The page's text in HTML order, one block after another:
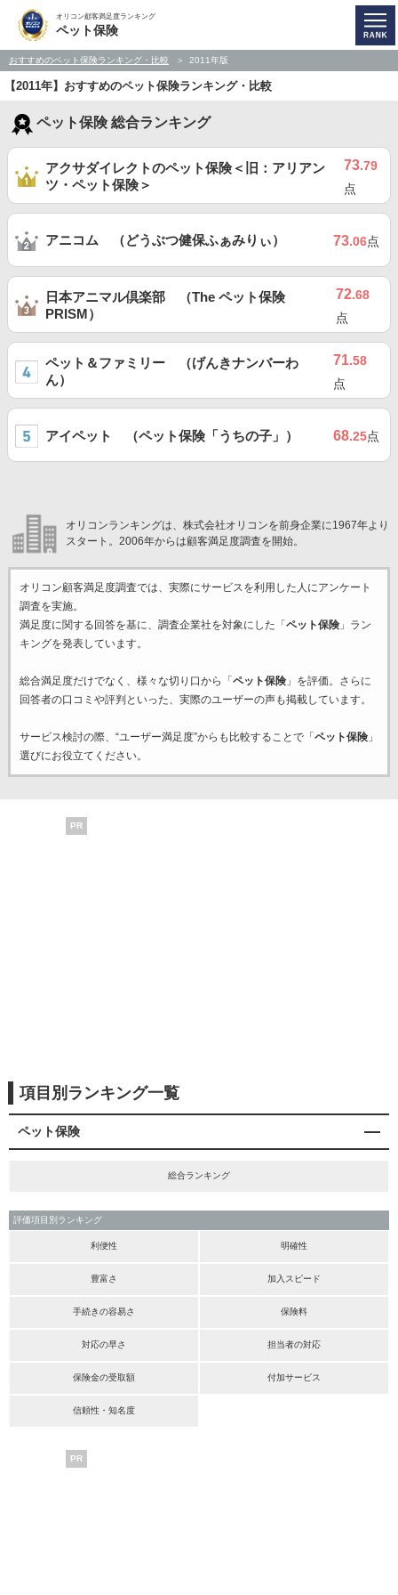
オリコン顧客満足度ランキング
ペット保険
おすすめのペット保険ランキング・比較 2011年版
【2011年】おすすめのペット保険ランキング・比較
ペット保険 総合ランキング
アクサダイレクトのペット保険＜旧：アリアン
ツ・ペット保険＞
73.79
点
アニコム （どうぶつ健保ふぁみりぃ） 73.06点
日本アニマル倶楽部 （The ペット保険
PRISM）
72.68
点
ペット＆ファミリー （げんきナンバーわ
ん）
71.58
点
アイペット （ペット保険「うちの子」） 68.25点
オリコンランキングは、株式会社オリコンを前身企業に1967年より
スタート。2006年からは顧客満足度調査を開始。
オリコン顧客満足度調査では、実際にサービスを利用した 人にアンケート
調査を実施。
満足度に関する回答を基に、調査企業社を対象にした「 ペット保険」ラン
キングを発表しています。
総合満足度だけでなく、様々な切り口から「 ペット保険」を評価。さらに
回答者の口コミや評判といった、実際のユーザーの声も掲載しています。
サービス検討の際、“ユーザー満足度”からも比較することで「 ペット保険」
選びにお役立てください。
PR
項目別ランキング一覧
ペット保険
総合ランキング
評価項目別ランキング
利便性 明確性
豊富さ 加入スピード
手続きの容易さ 保険料
対応の早さ 担当者の対応
保険金の受取額 付加サービス
信頼性・知名度
PR